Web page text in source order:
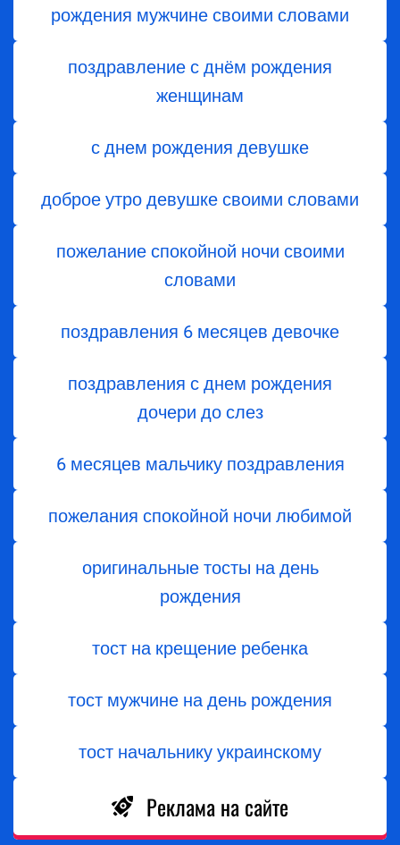
рождения мужчине своими словами
поздравление с днём рождения
женщинам
с днем рождения девушке
доброе утро девушке своими словами
пожелание спокойной ночи своими
словами
поздравления 6 месяцев девочке
поздравления с днем ​​рождения
дочери до слез
6 месяцев мальчику поздравления
пожелания спокойной ночи любимой
оригинальные тосты на день
рождения
тост на крещение ребенка
тост мужчине на день рождения
тост начальнику украинскому
Реклама на сайте